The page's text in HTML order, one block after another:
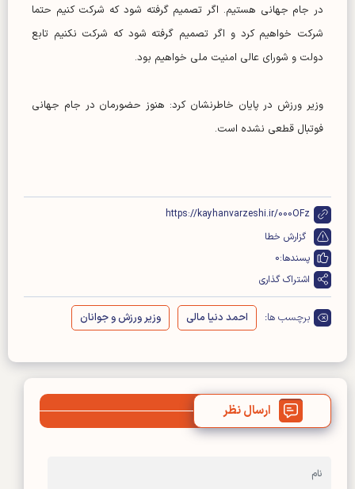
در جام جهانی هستیم. اگر تصمیم گرفته شود که شرکت کنیم حتما
شرکت خواهیم کرد و اگر تصمیم گرفته شود ‌که شرکت نکنیم تابع
دولت و شورای عالی امنیت ملی خواهیم بود.
وزیر ورزش در پایان خاطرنشان کرد: هنوز حضورمان در جام جهانی
فوتبال قطعی نشده است.
https://kayhanvarzeshi.ir/000OFz
گزارش خطا
پسندها:0
اشتراک گذاری
برچسب ها: احمد دنیا مالی وزیر ورزش و جوانان
ارسال نظر